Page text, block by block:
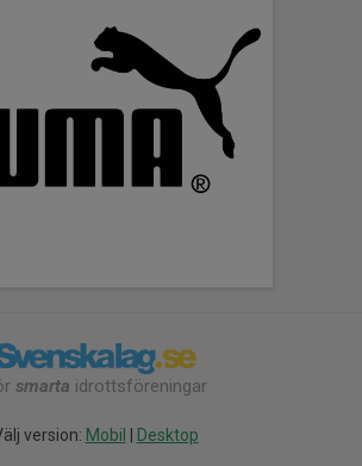
smarta idrottsföreningar
version: Mobil Desktop